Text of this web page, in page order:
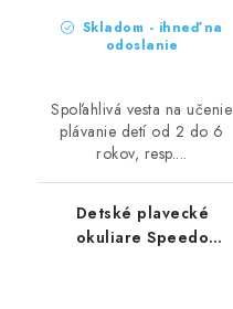
Skladom - ihneď na
odoslanie
Spoľahlivá vesta na učenie
plávanie detí od 2 do 6
rokov, resp....
Detské plavecké
okuliare Speedo